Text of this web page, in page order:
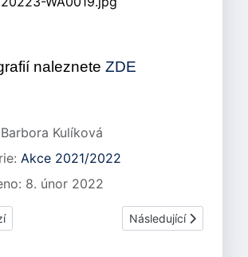
naleznete ZDE
Barbora Kulíková
Akce 2021/2022
8. únor 2022
Karneval ve školce 2022Další článek: ÚNOR
Následující